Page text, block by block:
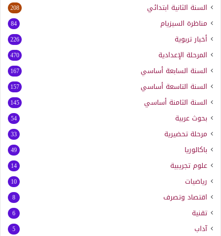
السنة الثانية ابتدائي 208
مناظرة السيزيام 84
أخبار تربوية 226
المرحلة الإعدادية 470
السنة السابعة أساسي 167
السنة التاسعة أساسي 157
السنة الثامنة أساسي 145
بحوث عربية 54
مرحلة تحضيرية 33
باكالوريا 49
علوم تجريبية 14
رياضيات 10
اقتصاد وتصرف 8
تقنية 6
آداب 5